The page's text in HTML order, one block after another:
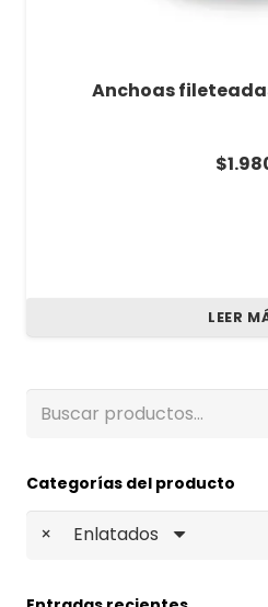
Anchoas
$
LEER
Buscar
Categorías del producto
× Enlatados